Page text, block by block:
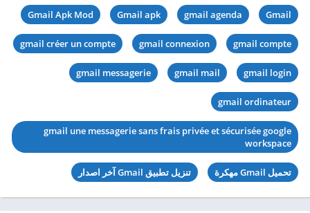
Gmail
gmail agenda
Gmail apk
Gmail Apk Mod
gmail compte
gmail connexion
gmail créer un compte
gmail login
gmail mail
gmail messagerie
gmail ordinateur
gmail une messagerie sans frais privée et sécurisée google
workspace
تحميل Gmail مهكرة تنزيل تطبيق Gmail آخر اصدار